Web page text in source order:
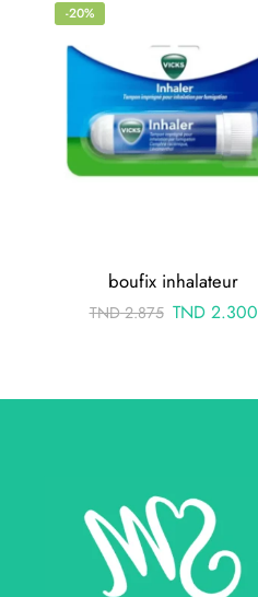
-20%
boufix inhalateur
TND2.875 TND2.300